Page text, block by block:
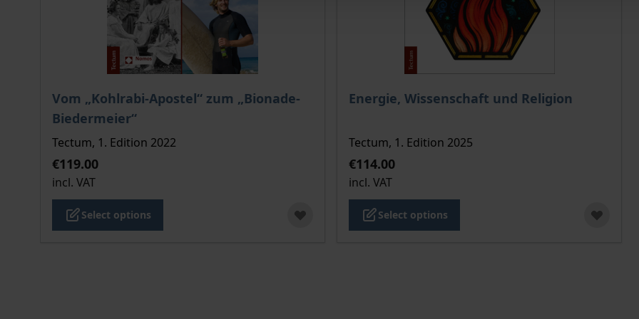
Vom „Kohlrabi-Apostel“ zum „Bionade-
Biedermeier“
The price depends on the options chosen on the product page
Tectum, 1. Edition 2022
€119.00
incl. VAT
Select options
Energie, Wissenschaft und Religion
The price depends on the options chosen on the
Tectum, 1. Edition 2025
€114.00
incl. VAT
Select options